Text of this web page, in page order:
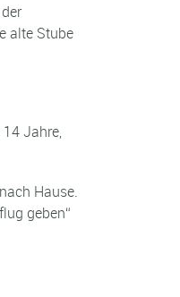
alte Stube
Jahre,
Hause.
geben“